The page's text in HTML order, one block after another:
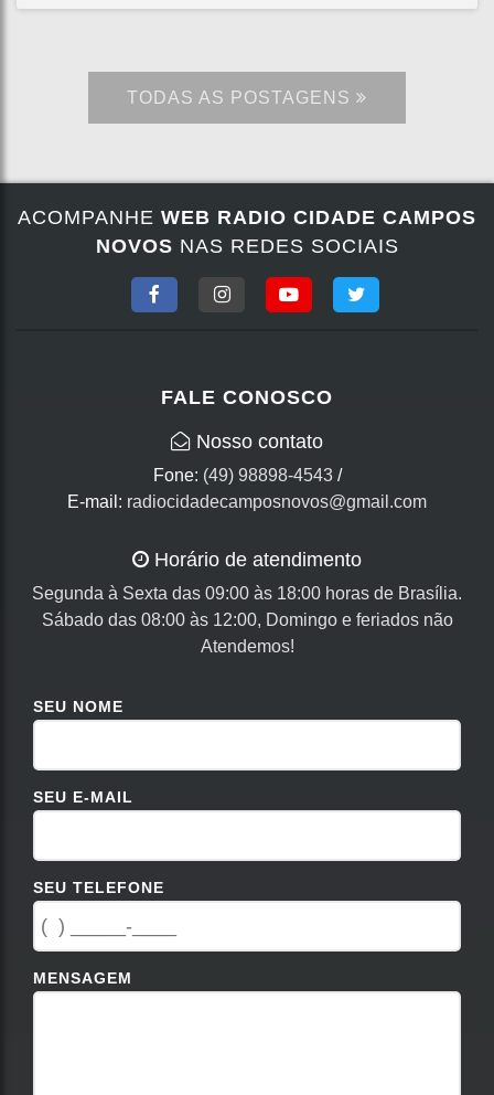
TODAS AS POSTAGENS
ACOMPANHE WEB RADIO CIDADE CAMPOS
NOVOS NAS REDES SOCIAIS
FALE CONOSCO
Nosso contato
Fone: (49) 98898-4543/
E-mail: radiocidadecamposnovos@gmail.com
Horário de atendimento
Segunda à Sexta das 09:00 às 18:00 horas de Brasília.
Sábado das 08:00 às 12:00, Domingo e feriados não
Atendemos!
SEU NOME
SEU E-MAIL
SEU TELEFONE
MENSAGEM